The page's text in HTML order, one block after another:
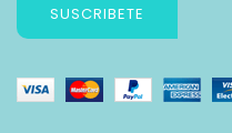
SUSCRIBETE